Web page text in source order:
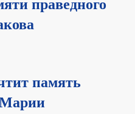
праведного
память
Марии